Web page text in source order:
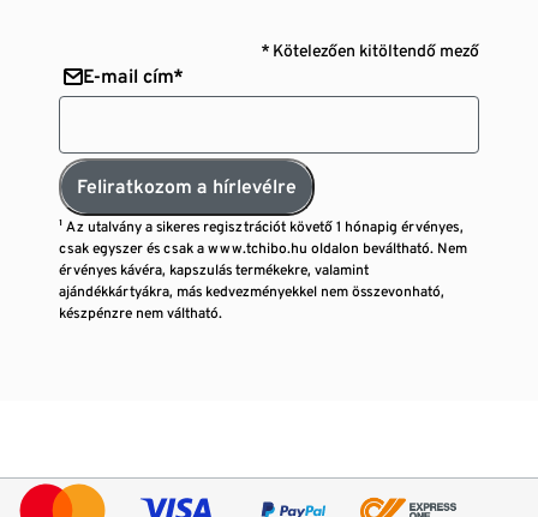
* Kötelezően kitöltendő mező
E-mail cím*
Feliratkozom a hírlevélre
¹ Az utalvány a sikeres regisztrációt követő 1 hónapig érvényes,
csak egyszer és csak a www.tchibo.hu oldalon beváltható. Nem
érvényes kávéra, kapszulás termékekre, valamint
ajándékkártyákra, más kedvezményekkel nem összevonható,
készpénzre nem váltható.